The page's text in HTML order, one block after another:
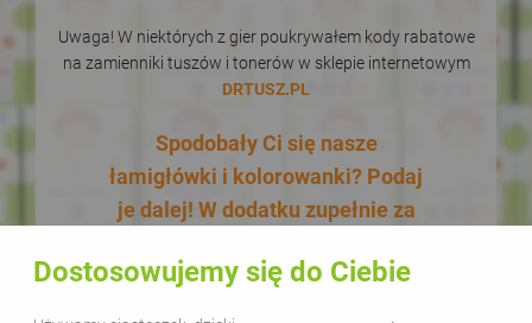
Dostosowujemy się do Ciebie
Uwaga! W niektórych z gier poukrywałem kody rabatowe
na zamienniki tuszów i tonerów w sklepie internetowym
DRTUSZ.PL
Spodobały Ci się nasze
łamigłówki i kolorowanki? Podaj
je dalej! W dodatku zupełnie za
materiałów w celach